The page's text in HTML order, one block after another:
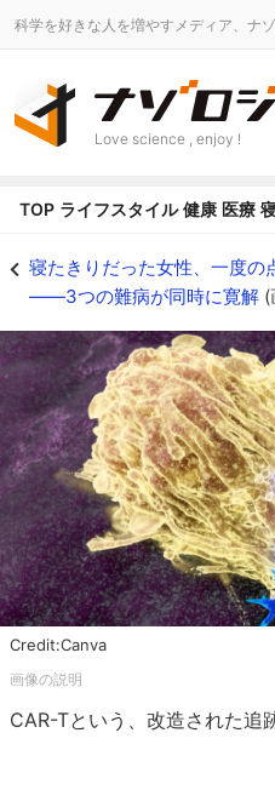
科学を好きな人を増やすメディア、ナ
Love science , enjoy !
TOP ライフスタイル 健康 医療
寝たきりだった女性、一度の
――3つの難病が同時に寛解 (
Credit:Canva
CAR-Tという、改造された追